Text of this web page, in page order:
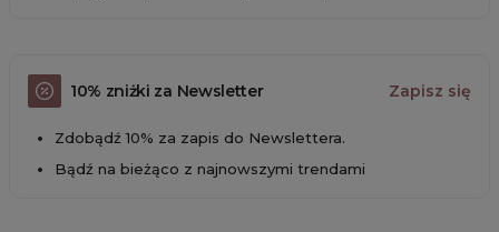
10% zniżki za Newsletter Zapisz się
Zdobądź 10% za zapis do Newslettera.
Bądź na bieżąco z najnowszymi trendami